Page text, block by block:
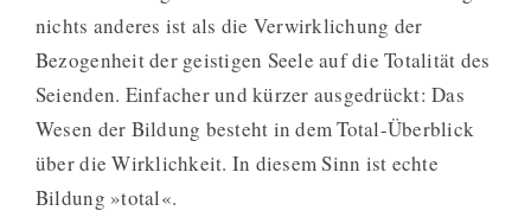
nichts anderes ist als die Verwirklichung der
Bezogenheit der geistigen Seele auf die Totalität des
Seienden. Einfacher und kürzer ausgedrückt: Das
Wesen der Bildung besteht in dem Total-Überblick
über die Wirklichkeit. In diesem Sinn ist echte
Bildung »total«.